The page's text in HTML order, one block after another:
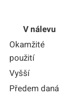
V nálevu
Okamžité
použití
Vyšší
Předem daná